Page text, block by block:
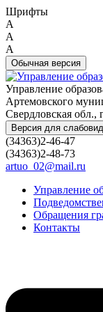
Шрифты
A
A
A
Обычная версия
Управление
Артемовского
Свердловская обл.,
Версия для
(34363)2-46-47
(34363)2-48-73
artuo_02@mail.ru
Управление
Обращения
Контакты